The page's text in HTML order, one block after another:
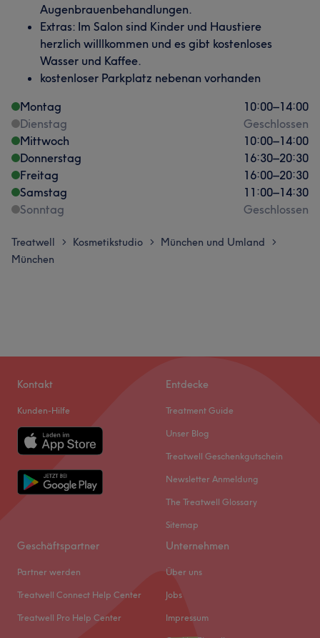
Augenbrauenbehandlungen.
Extras: Im Salon sind Kinder und Haustiere
herzlich willlkommen und es gibt kostenloses
Wasser und Kaffee.
kostenloser Parkplatz nebenan vorhanden
Montag
10:00–14:00
Dienstag
Geschlossen
Mittwoch
10:00–14:00
Donnerstag
16:30–20:30
Freitag
16:00–20:30
Samstag
11:00–14:30
Sonntag
Geschlossen
Treatwell > Kosmetikstudio > München und Umland >
München
Kontakt
Kunden-Hilfe
Entdecke
Treatment Guide
Unser Blog
Treatwell Geschenkgutschein
Newsletter Anmeldung
The Treatwell Glossary
Sitemap
Geschäftspartner
Partner werden
Treatwell Connect Help Center
Treatwell Pro Help Center
Unternehmen
Über uns
Jobs
Impressum